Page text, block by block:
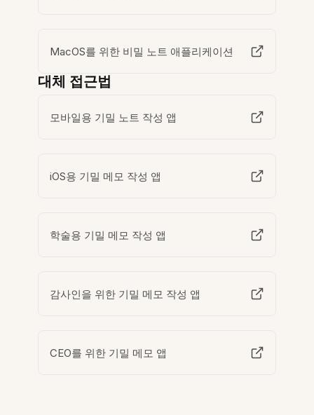
MacOS를 위한 비밀 노트 애플리케이션
대체 접근법
모바일용 기밀 노트 작성 앱
iOS용 기밀 메모 작성 앱
학술용 기밀 메모 작성 앱
감사인을 위한 기밀 메모 작성 앱
CEO를 위한 기밀 메모 앱